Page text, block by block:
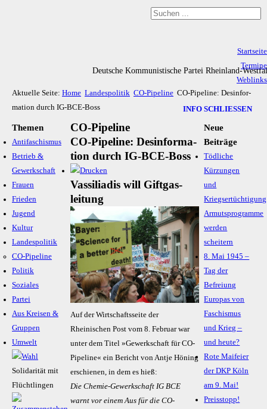
Deutsche Kommunistische Partei Rheinland-
Startseite
Termine
Weblinks
Archiv
Impressum & Datenschutz
Aktuelle Seite: Home Landespolitik CO-Pipeline CO-Pipeline: Des­infor­
ma­tion durch IG-BCE-Boss
Themen
Antifaschismus
Betrieb &
Gewerkschaft
Frauen
Frieden
Jugend
Kultur
Landespolitik
CO-Pipeline
Politik
Soziales
Partei
Aus Kreisen &
Gruppen
Umwelt
Solidarität mit
Flüchtlingen
CO-Pipeline
CO-Pipeline: Des­infor­ma­
tion durch IG-BCE-Boss
Vassiliadis will Giftgas­
leitung
Auf der Wirtschaftsseite der
Rheinischen Post vom 8. Februar war
unter dem Titel »Gewerkschaft für CO-
Pipeline« ein Bericht von Antje Höning
erschienen, in dem es hieß:
Die Chemie-Gewerkschaft IG BCE
warnt vor einem Aus für die CO-
INFO SCHLIESSEN
Neue
Beiträge
Tödliche
Kürzungen
und
Kriegsertüchtigung
Armutsprogramme
werden
scheitern
8. Mai 1945 –
Tag der
Befreiung
Europas von
Faschismus
und Krieg –
und heute?
Rote Maifeier
der DKP Köln
am 9. Mai!
Preisstopp!